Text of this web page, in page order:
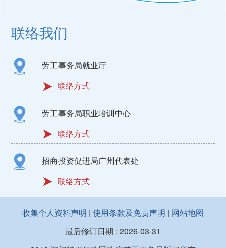
联络我们
劳工事务局就业厅
联络方式
劳工事务局职业培训中心
联络方式
招商投资促进局广州代表处
联络方式
收集个人资料声明 | 使用条款及免责声明 | 网站地图
最后修订日期 : 2026-03-31